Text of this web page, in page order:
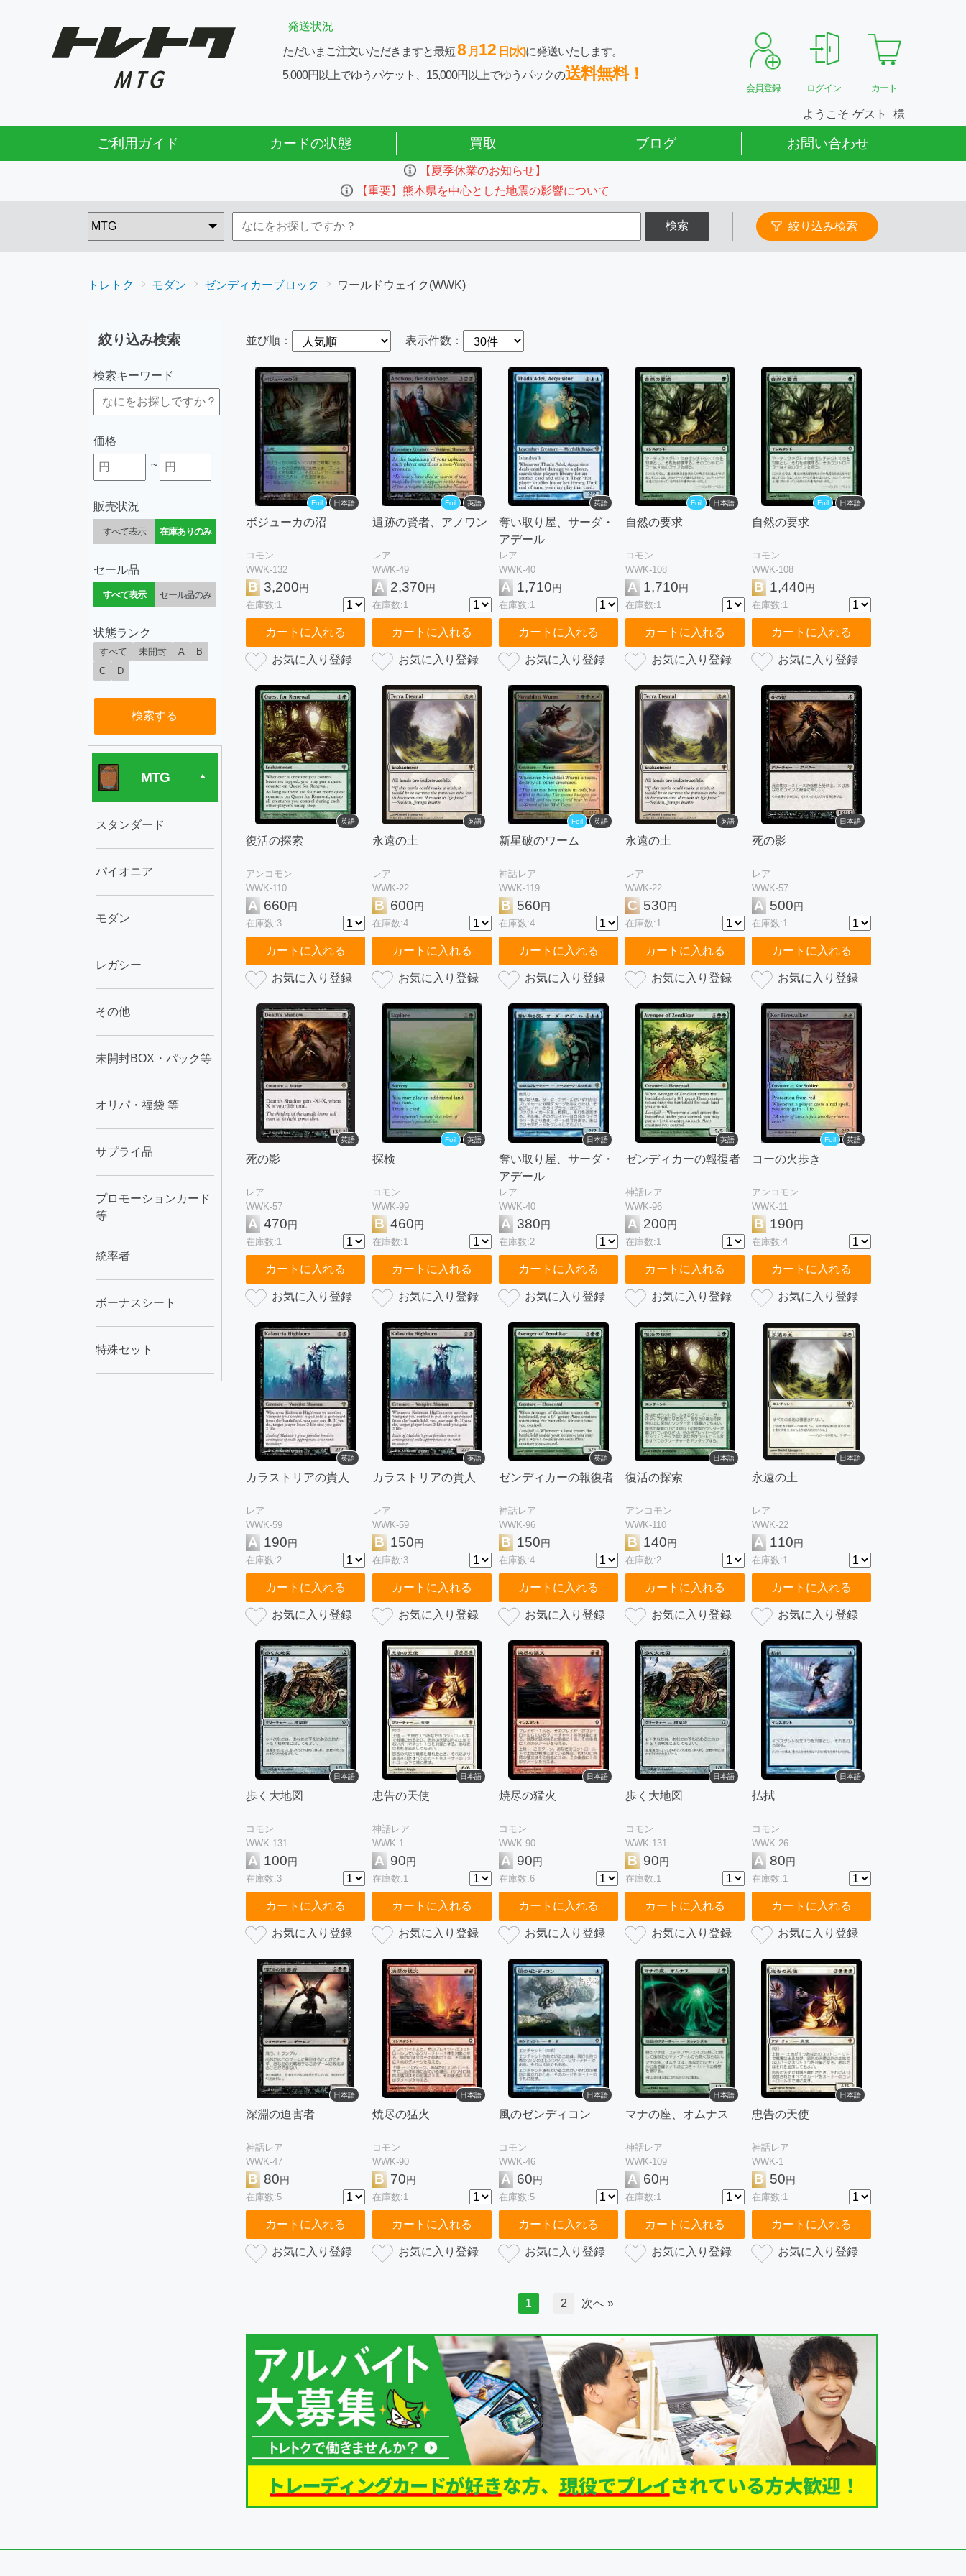
発送状況
ただいまご注文いただきますと最短8 月 12 日(水)に発送いたします。
5,000円以上でゆうパケット、15,000円以上でゆうパックの送料無料！
会員登録 ログイン カート
ようこそ ゲスト
ご利用ガイド カードの状態 買取 ブログ お問い合わせ
【夏季休業のお知らせ】
【重要】熊本県を中心とした地震の影響について
検索 絞り込み検索
トレトク モダン ゼンディカーブロック ワールドウェイク(WWK)
絞り込み検索
検索キーワード
価格
~
販売状況
すべて表示 在庫ありのみ
セール品
すべて表示 セール品のみ
状態ランク
すべて 未開封 A
B
C
D
検索する
MTG
スタンダード
パイオニア
モダン
レガシー
その他
未開封BOX・パック等
オリパ・福袋 等
サプライ品
プロモーションカード
等
統率者
ボーナスシート
特殊セット
並び順： 表示件数：
Foil 日本語
ボジューカの沼
コモン
WWK-132
B 3,200円
在庫数:1
カートに入れる
Foil 英語
遺跡の賢者、アノワン
レア
WWK-49
A 2,370円
在庫数:1
カートに入れる
英語
奪い取り屋、サーダ・
アデール
レア
WWK-40
A 1,710円
在庫数:1
カートに入れる
Foil 日本語
自然の要求
コモン
WWK-108
A 1,710円
在庫数:1
カートに入れる
Foil 日本語
自然の要求
コモン
WWK-108
B 1,440円
在庫数:1
カートに入れる
英語
復活の探索
アンコモン
WWK-110
A 660円
在庫数:3
カートに入れる
英語
永遠の土
レア
WWK-22
B 600円
在庫数:4
カートに入れる
Foil 英語
新星破のワーム
神話レア
WWK-119
B 560円
在庫数:4
カートに入れる
英語
永遠の土
レア
WWK-22
C 530円
在庫数:1
カートに入れる
日本語
死の影
レア
WWK-57
A 500円
在庫数:1
カートに入れる
英語
死の影
レア
WWK-57
A 470円
在庫数:1
カートに入れる
Foil 英語
探検
コモン
WWK-99
B 460円
在庫数:1
カートに入れる
日本語
奪い取り屋、サーダ・
アデール
レア
WWK-40
A 380円
在庫数:2
カートに入れる
英語
ゼンディカーの報復者
神話レア
WWK-96
A 200円
在庫数:1
カートに入れる
Foil 英語
コーの火歩き
アンコモン
WWK-11
B 190円
在庫数:4
カートに入れる
英語
カラストリアの貴人
レア
WWK-59
A 190円
在庫数:2
カートに入れる
英語
カラストリアの貴人
レア
WWK-59
B 150円
在庫数:3
カートに入れる
英語
ゼンディカーの報復者
神話レア
WWK-96
B 150円
在庫数:4
カートに入れる
日本語
復活の探索
アンコモン
WWK-110
B 140円
在庫数:2
カートに入れる
日本語
永遠の土
レア
WWK-22
A 110円
在庫数:1
カートに入れる
日本語
歩く大地図
コモン
WWK-131
A 100円
在庫数:3
カートに入れる
日本語
忠告の天使
神話レア
WWK-1
A 90円
在庫数:1
カートに入れる
日本語
焼尽の猛火
コモン
WWK-90
A 90円
在庫数:6
カートに入れる
日本語
歩く大地図
コモン
WWK-131
B 90円
在庫数:1
カートに入れる
日本語
払拭
コモン
WWK-26
A 80円
在庫数:1
カートに入れる
日本語
深淵の迫害者
神話レア
WWK-47
B 80円
在庫数:5
カートに入れる
日本語
焼尽の猛火
コモン
WWK-90
B 70円
在庫数:1
カートに入れる
日本語
風のゼンディコン
コモン
WWK-46
A 60円
在庫数:5
カートに入れる
日本語
マナの座、オムナス
神話レア
WWK-109
A 60円
在庫数:1
カートに入れる
日本語
忠告の天使
神話レア
WWK-1
B 50円
在庫数:1
カートに入れる
1 2 次へ »